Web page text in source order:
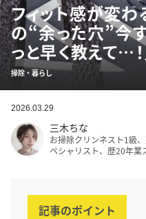
フィット感が変わ
の“余った穴”今
っと早く教えて…！
掃除・暮らし
2026.03.29
三木ちな
お掃除クリンネスト1級
ペシャリスト、歴20年業
記事のポイント